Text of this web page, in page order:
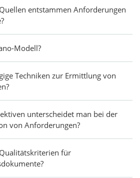
entstammen Anforderungen
Modell?
Techniken zur Ermittlung von
unterscheidet man bei der
von Anforderungen?
für